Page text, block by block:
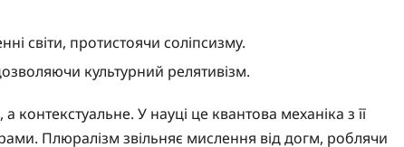
світи, протистоячи соліпсизму.
культурний релятивізм.
контекстуальне. У науці це квантова механіка з її
Плюралізм звільняє мислення від догм, роблячи